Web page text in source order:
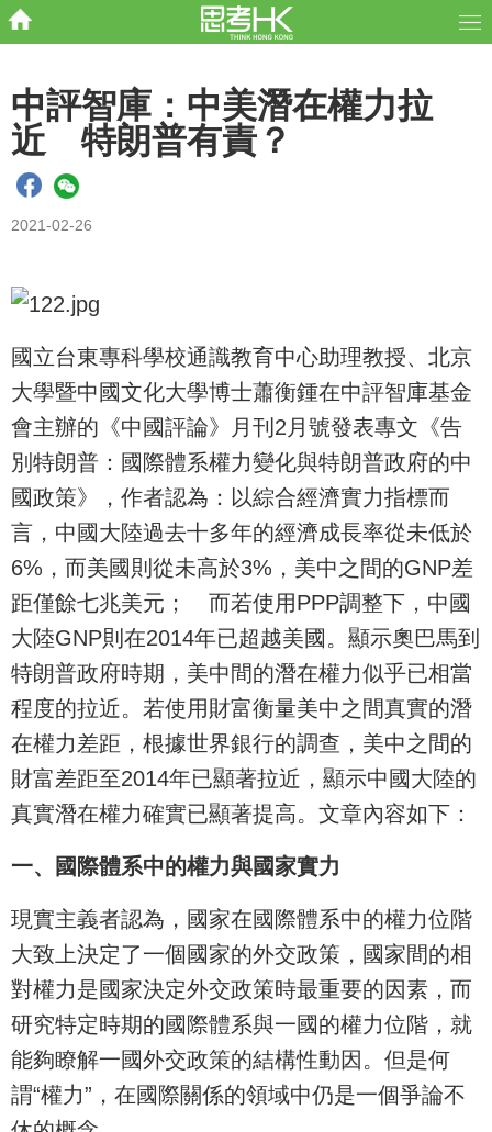
中評智庫：中美潛在權力拉
近 特朗普有責？
2021-02-26
國立台東專科學校通識教育中心助理教授、北京
大學暨中國文化大學博士蕭衡鍾在中評智庫基金
會主辦的《中國評論》月刊2月號發表專文《告
別特朗普：國際體系權力變化與特朗普政府的中
國政策》，作者認為：以綜合經濟實力指標而
言，中國大陸過去十多年的經濟成長率從未低於
6%，而美國則從未高於3%，美中之間的GNP差
距僅餘七兆美元； 而若使用PPP調整下，中國
大陸GNP則在2014年已超越美國。顯示奧巴馬到
特朗普政府時期，美中間的潛在權力似乎已相當
程度的拉近。若使用財富衡量美中之間真實的潛
在權力差距，根據世界銀行的調查，美中之間的
財富差距至2014年已顯著拉近，顯示中國大陸的
真實潛在權力確實已顯著提高。文章內容如下：
一、國際體系中的權力與國家實力
現實主義者認為，國家在國際體系中的權力位階
大致上決定了一個國家的外交政策，國家間的相
對權力是國家決定外交政策時最重要的因素，而
研究特定時期的國際體系與一國的權力位階，就
能夠瞭解一國外交政策的結構性動因。但是何
謂“權力”，在國際關係的領域中仍是一個爭論不